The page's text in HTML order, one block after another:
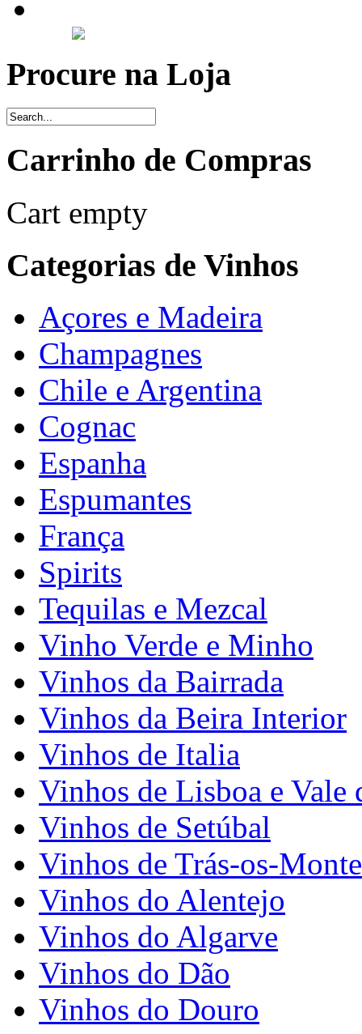
Procure na Loja
Carrinho de Compras
Cart empty
Categorias de Vinhos
Açores e Madeira
Champagnes
Chile e Argentina
Cognac
Espanha
Espumantes
França
Spirits
Tequilas e Mezcal
Vinho Verde e Minho
Vinhos da Bairrada
Vinhos da Beira Interior
Vinhos de Italia
Vinhos de Lisboa e Vale
Vinhos de Setúbal
Vinhos de Trás-os-
Vinhos do Alentejo
Vinhos do Algarve
Vinhos do Dão
Vinhos do Douro